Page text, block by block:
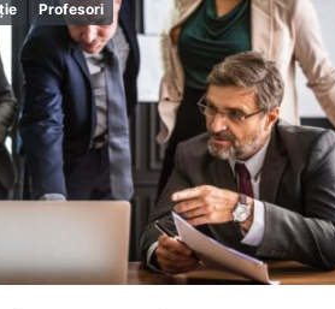
Profesori